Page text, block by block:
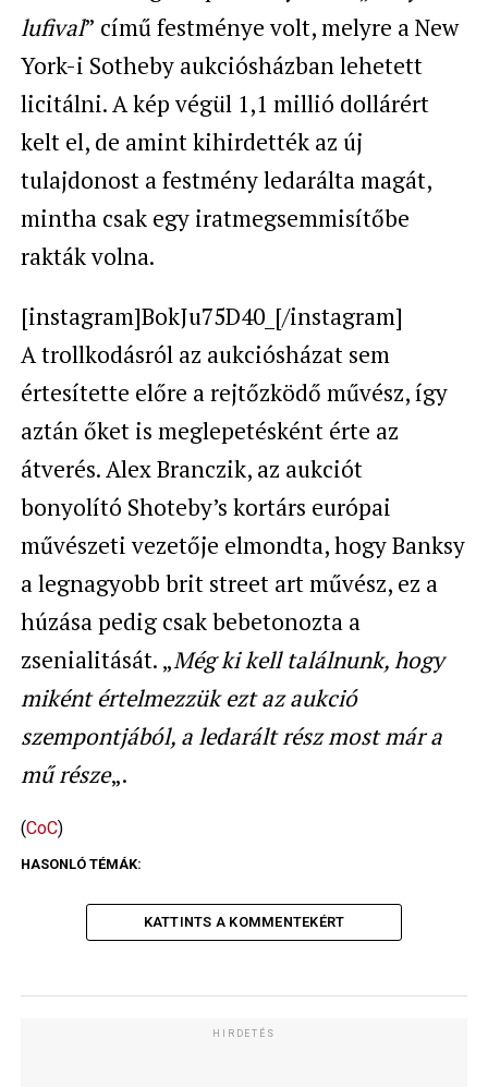
lufival” című festménye volt, melyre a New
York-i Sotheby aukciósházban lehetett
licitálni. A kép végül 1,1 millió dollárért
kelt el, de amint kihirdették az új
tulajdonost a festmény ledarálta magát,
mintha csak egy iratmegsemmisítőbe
rakták volna.
[instagram]BokJu75D40_[/instagram]
A trollkodásról az aukciósházat sem
értesítette előre a rejtőzködő művész, így
aztán őket is meglepetésként érte az
átverés. Alex Branczik, az aukciót
bonyolító Shoteby’s kortárs európai
művészeti vezetője elmondta, hogy Banksy
a legnagyobb brit street art művész, ez a
húzása pedig csak bebetonozta a
zsenialitását. „Még ki kell találnunk, hogy
miként értelmezzük ezt az aukció
szempontjából, a ledarált rész most már a
mű része„.
(CoC)
HASONLÓ TÉMÁK:
KATTINTS A KOMMENTEKÉRT
HIRDETÉS